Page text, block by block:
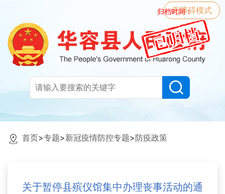
归档时间：
无障碍模式
首页>专题>新冠疫情防控专题>防疫政策
关于暂停县殡仪馆集中办理丧事活动的通